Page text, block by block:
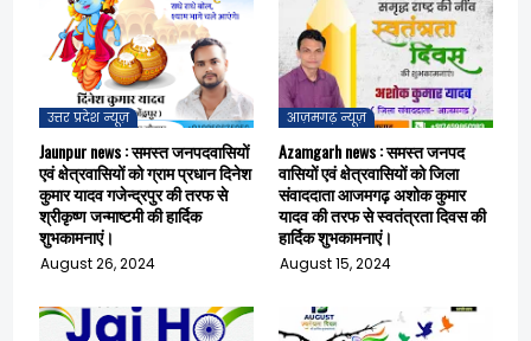
उत्तर प्रदेश न्यूज़
Jaunpur news : समस्त जनपदवासियों
एवं क्षेत्रवासियों को ग्राम प्रधान दिनेश
कुमार यादव गजेन्द्रपुर की तरफ से
श्रीकृष्ण जन्माष्टमी की हार्दिक
शुभकामनाएं।
August 26, 2024
आज़मगढ़ न्यूज़
Azamgarh news : समस्त जनपद
वासियों एवं क्षेत्रवासियों को जिला
संवाददाता आजमगढ़ अशोक कुमार
यादव की तरफ से स्वतंत्रता दिवस की
हार्दिक शुभकामनाएं।
August 15, 2024